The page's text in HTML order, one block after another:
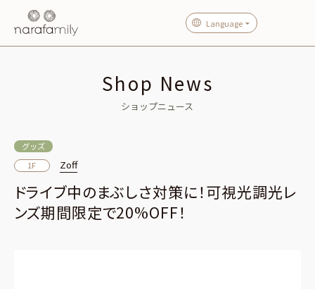
Language
Shop News
ショップニュース
グッズ
1F
Zoff
ドライブ中のまぶしさ対策に！可視光調光レ
ンズ期間限定で20%OFF！